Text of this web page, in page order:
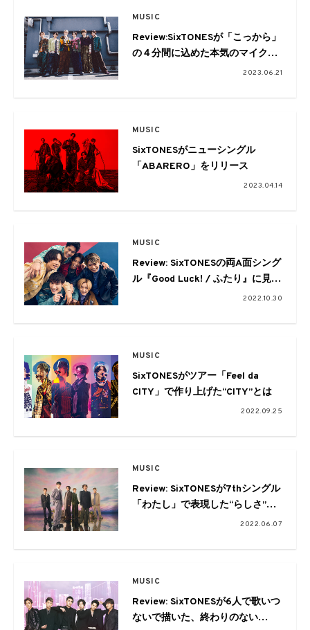
MUSIC
Review:SixTONESが「こっから」
の４分間に込めた本気のマイクリ
2023.06.21
MUSIC
SixTONESがニューシングル
「ABARERO」をリリース
2023.04.14
MUSIC
Review: SixTONESの両A面シング
ル『Good Luck! / ふたり』に見た
2022.10.30
MUSIC
SixTONESがツアー「Feel da
CITY」で作り上げた“CITY”とは
2022.09.25
MUSIC
Review: SixTONESが7thシングル
「わたし」で表現した“らしさ”抜
2022.06.07
MUSIC
Review: SixTONESが6人で歌いつ
ないで描いた、終わりのない